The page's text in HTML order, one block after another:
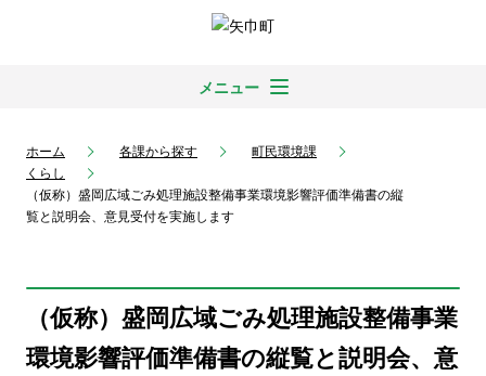
メニュー
ホーム 各課から探す
町民環境課
くらし
（仮称）盛岡広域ごみ処理施設整備事業環境影響評価準備書の縦
覧と説明会、意見受付を実施します
（仮称）盛岡広域ごみ処理施設整備事業
環境影響評価準備書の縦覧と説明会、意